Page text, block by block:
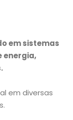
em sistemas
energia,
em diversas